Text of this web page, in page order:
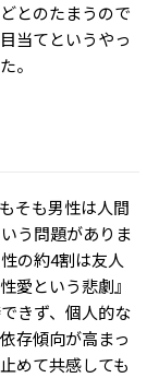
とのたまうので
当てというやっ
。
そも男性は人間
う問題がありま
の約4割は友人
愛という悲劇』
きず、個人的な
存傾向が高まっ
めて共感しても